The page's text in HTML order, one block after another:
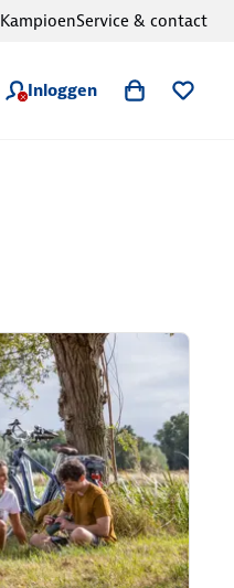
Inloggen
KampioenService & contact